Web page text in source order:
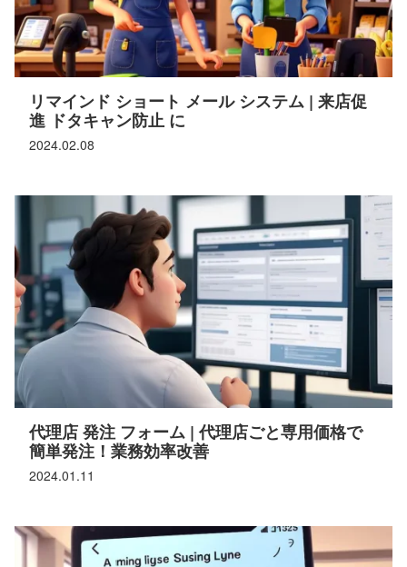
2024.02.08
リマインド ショート メール システム | 来店促
進 ドタキャン防止 に
2024.01.11
代理店 発注 フォーム | 代理店ごと専用価格で
簡単発注！業務効率改善